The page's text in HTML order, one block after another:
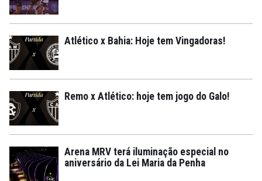
Atlético x Bahia: Hoje tem Vingadoras!
Remo x Atlético: hoje tem jogo do Galo!
Arena MRV terá iluminação especial no
aniversário da Lei Maria da Penha